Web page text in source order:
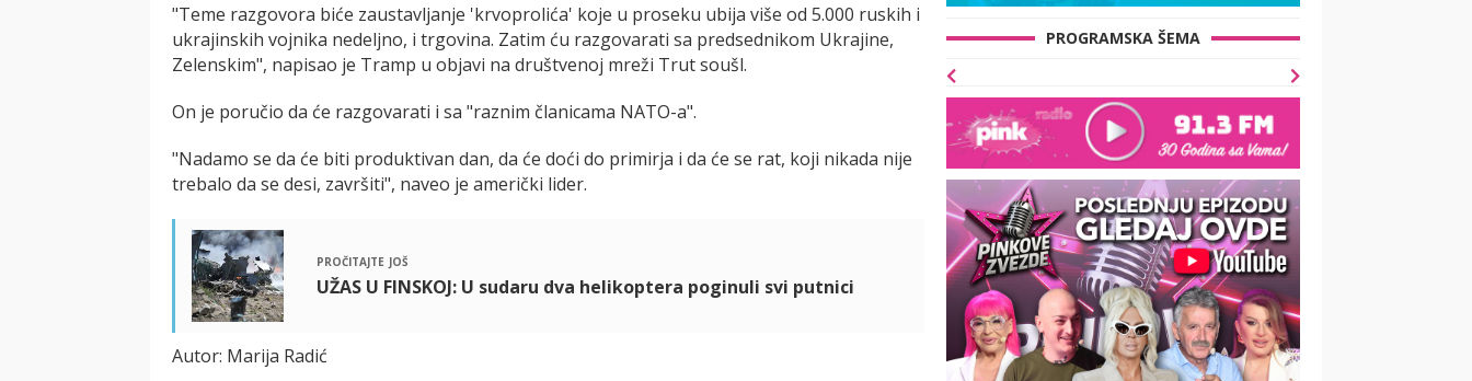
"Teme razgovora biće zaustavljanje 'krvoprolića' koje u proseku ubija više od 5.000 ruskih i
ukrajinskih vojnika nedeljno, i trgovina. Zatim ću razgovarati sa predsednikom Ukrajine,
Zelenskim", napisao je Tramp u objavi na društvenoj mreži Trut soušl.
On je poručio da će razgovarati i sa "raznim članicama NATO-a".
"Nadamo se da će biti produktivan dan, da će doći do primirja i da će se rat, koji nikada nije
trebalo da se desi, završiti", naveo je američki lider.
pročitajte još
UŽAS U FINSKOJ: U sudaru dva helikoptera poginuli svi putnici
Autor: Marija Radić
PROGRAMSKA ŠEMA